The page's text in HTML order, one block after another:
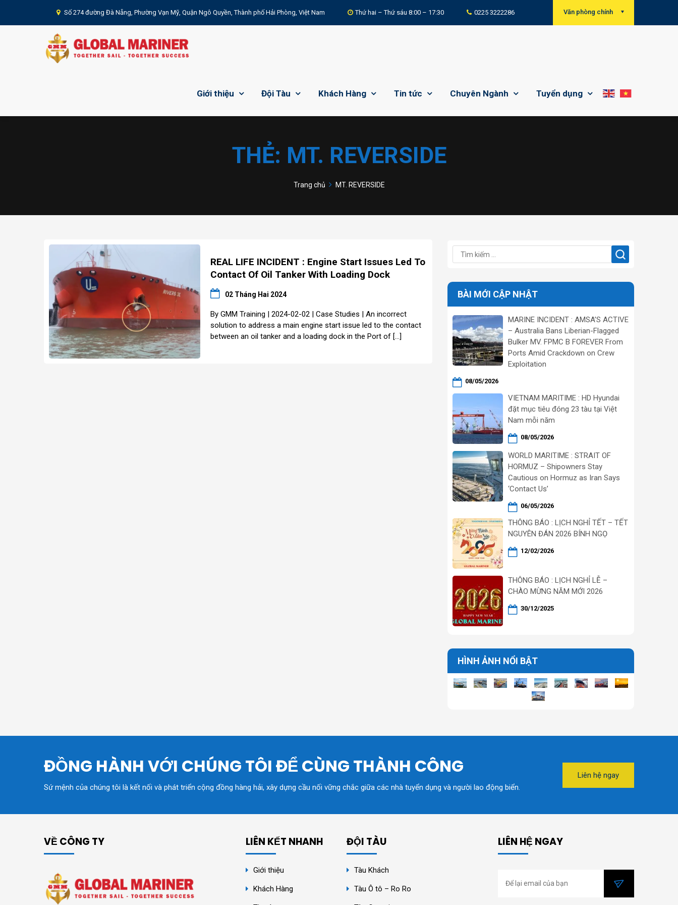
Văn phòng chính
Số 274 đường Đà Nẵng, Phường Vạn Mỹ, Quận Ngô Quyền, Thành phố Hải Phòng, Việt Nam Thứ hai – Thứ sáu 8:00 – 17:30 0225 3222286
Giới thiệu Đội Tàu Khách Hàng Tin tức Chuyên Ngành Tuyển dụng
THẺ: MT. REVERSIDE
Trang chủ MT. REVERSIDE
REAL LIFE INCIDENT : Engine Start Issues Led To
Contact Of Oil Tanker With Loading Dock
02 Tháng Hai 2024
By GMM Training | 2024-02-02 | Case Studies | An incorrect
solution to address a main engine start issue led to the contact
between an oil tanker and a loading dock in the Port of […]
BÀI MỚI CẬP NHẬT
MARINE INCIDENT : AMSA’S ACTIVE
– Australia Bans Liberian-Flagged
Bulker MV. FPMC B FOREVER From
Ports Amid Crackdown on Crew
Exploitation
08/05/2026
VIETNAM MARITIME : HD Hyundai
đặt mục tiêu đóng 23 tàu tại Việt
Nam mỗi năm
08/05/2026
WORLD MARITIME : STRAIT OF
HORMUZ – Shipowners Stay
Cautious on Hormuz as Iran Says
‘Contact Us’
06/05/2026
THÔNG BÁO : LỊCH NGHỈ TẾT – TẾT
NGUYÊN ĐÁN 2026 BÍNH NGỌ
12/02/2026
THÔNG BÁO : LỊCH NGHỈ LỄ –
CHÀO MỪNG NĂM MỚI 2026
30/12/2025
HÌNH ẢNH NỔI BẬT
ĐỒNG HÀNH VỚI CHÚNG TÔI ĐỂ CÙNG THÀNH CÔNG
Sứ mệnh của chúng tôi là kết nối và phát triển cộng đồng hàng hải, xây dựng cầu nối vững chắc giữa các nhà tuyển dụng và người lao động biển.
Liên hệ ngay
VỀ CÔNG TY LIÊN KẾT NHANH
Giới thiệu
Khách Hàng
ĐỘI TÀU
Tàu Khách
Tàu Ô tô – Ro Ro
LIÊN HỆ NGAY